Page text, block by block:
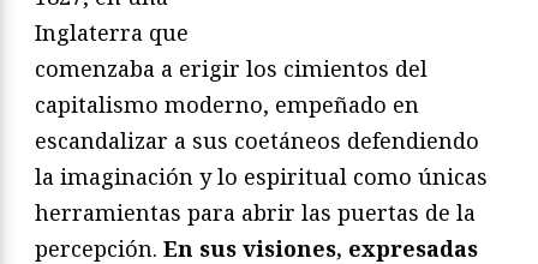
Inglaterra que
comenzaba a erigir los cimientos del
capitalismo moderno, empeñado en
escandalizar a sus coetáneos defendiendo
la imaginación y lo espiritual como únicas
herramientas para abrir las puertas de la
percepción. En sus visiones, expresadas